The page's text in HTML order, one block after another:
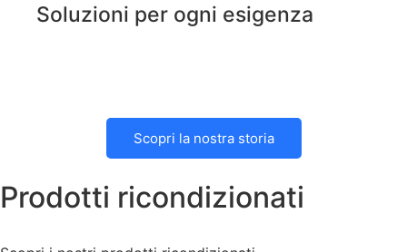
Soluzioni per ogni esigenza
Scopri la nostra storia
Prodotti ricondizionati